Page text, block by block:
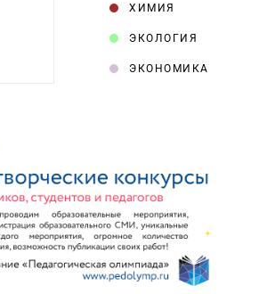
ХИМИЯ
ЭКОЛОГИЯ
ЭКОНОМИКА